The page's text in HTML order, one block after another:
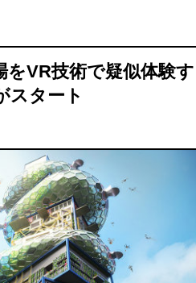
をVR技術で疑似体験
スタート